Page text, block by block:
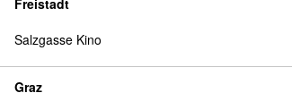
Freistadt
Salzgasse Kino
Graz